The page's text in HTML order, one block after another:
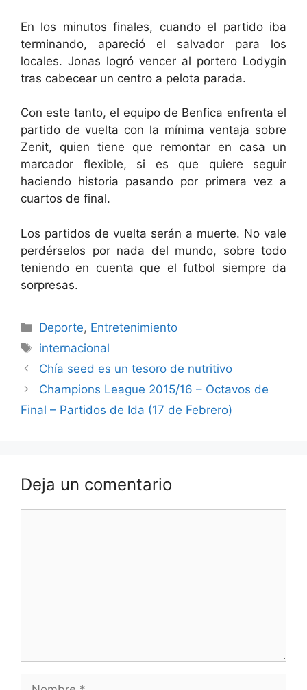
En los minutos finales, cuando el partido iba
terminando, apareció el salvador para los
locales. Jonas logró vencer al portero Lodygin
tras cabecear un centro a pelota parada.
Con este tanto, el equipo de Benfica enfrenta el
partido de vuelta con la mínima ventaja sobre
Zenit, quien tiene que remontar en casa un
marcador flexible, si es que quiere seguir
haciendo historia pasando por primera vez a
cuartos de final.
Los partidos de vuelta serán a muerte. No vale
perdérselos por nada del mundo, sobre todo
teniendo en cuenta que el futbol siempre da
sorpresas.
Categorías
Deporte, Entretenimiento
Etiquetas
internacional
Chía seed es un tesoro de nutritivo
Champions League 2015/16 – Octavos de
Final – Partidos de Ida (17 de Febrero)
Deja un comentario